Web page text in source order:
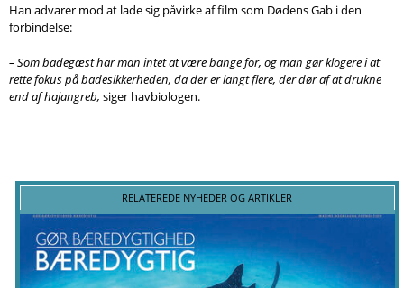
Han advarer mod at lade sig påvirke af film som Dødens Gab i den
forbindelse:
– Som badegæst har man intet at være bange for, og man gør klogere i at
rette fokus på badesikkerheden, da der er langt flere, der dør af at drukne
end af hajangreb, siger havbiologen.
RELATEREDE NYHEDER OG ARTIKLER